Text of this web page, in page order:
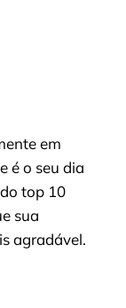
em
é o seu dia
top 10
sua
agradável.